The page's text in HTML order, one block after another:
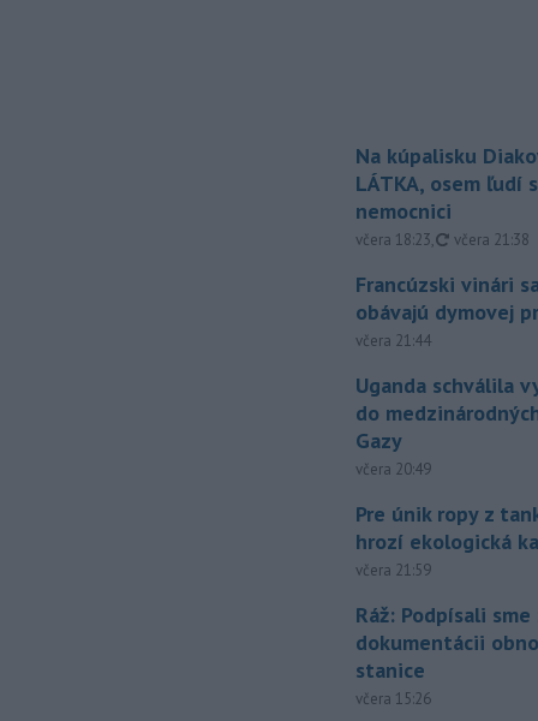
Na kúpalisku
LÁTKA, osem ľudí
nemocnici
včera 18:23, aktualizované
včera 21:38
Francúzski vinári
obávajú dymovej
včera 21:44
Uganda schválila
do
Gazy
včera 20:49
Pre únik ropy z
hrozí ekologická
včera 21:59
Ráž: Podpísali
dokumentácii
stanice
včera 15:26